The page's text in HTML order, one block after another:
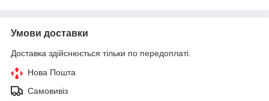
Умови доставки
Доставка здійснюється тільки по передоплаті.
Нова Пошта
Самовивіз